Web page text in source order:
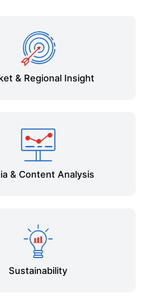
& Regional Insight
& Content Analysis
Sustainability